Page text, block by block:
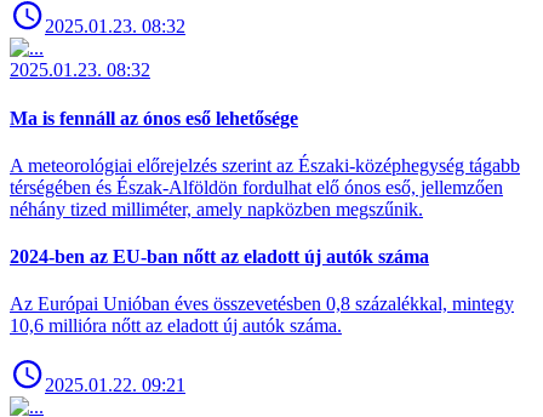
2025.01.23. 08:32
2025.01.23. 08:32
Ma is fennáll az ónos eső lehetősége
A meteorológiai előrejelzés szerint az Északi-középhegység tágabb
térségében és Észak-Alföldön fordulhat elő ónos eső, jellemzően
néhány tized milliméter, amely napközben megszűnik.
2024-ben az EU-ban nőtt az eladott új autók száma
Az Európai Unióban éves összevetésben 0,8 százalékkal, mintegy
10,6 millióra nőtt az eladott új autók száma.
2025.01.22. 09:21